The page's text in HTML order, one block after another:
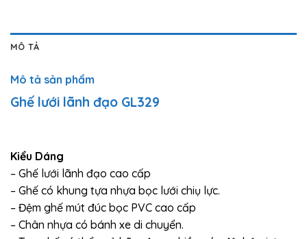
MÔ TẢ
Mô tả sản phẩm
Ghế lưới lãnh đạo GL329
Kiểu Dáng
– Ghế lưới lãnh đạo cao cấp
– Ghế có khung tựa nhựa bọc lưới chiụ lực.
– Đệm ghế mút đúc bọc PVC cao cấp
– Chân nhựa có bánh xe di chuyển.